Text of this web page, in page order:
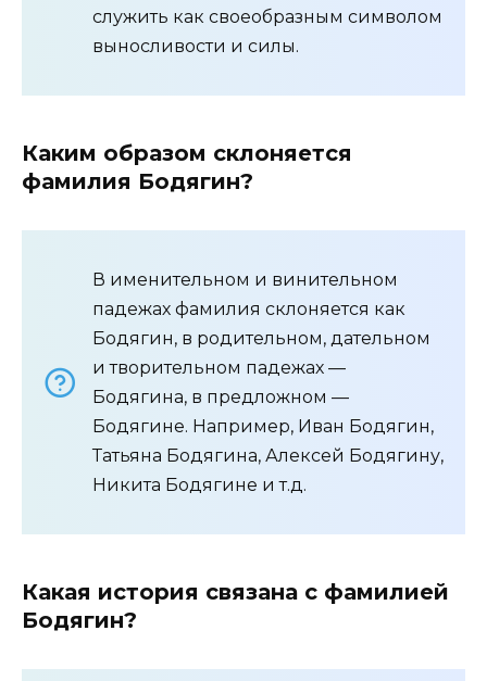
служить как своеобразным символом
выносливости и силы.
Каким образом склоняется
фамилия Бодягин?
В именительном и винительном
падежах фамилия склоняется как
Бодягин, в родительном, дательном
и творительном падежах —
Бодягина, в предложном —
Бодягине. Например, Иван Бодягин,
Татьяна Бодягина, Алексей Бодягину,
Никита Бодягине и т.д.
Какая история связана с фамилией
Бодягин?